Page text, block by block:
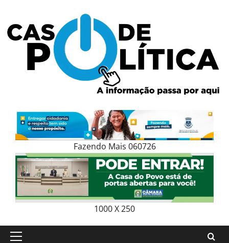
content
Fazendo Mais 060726
1000 X 250